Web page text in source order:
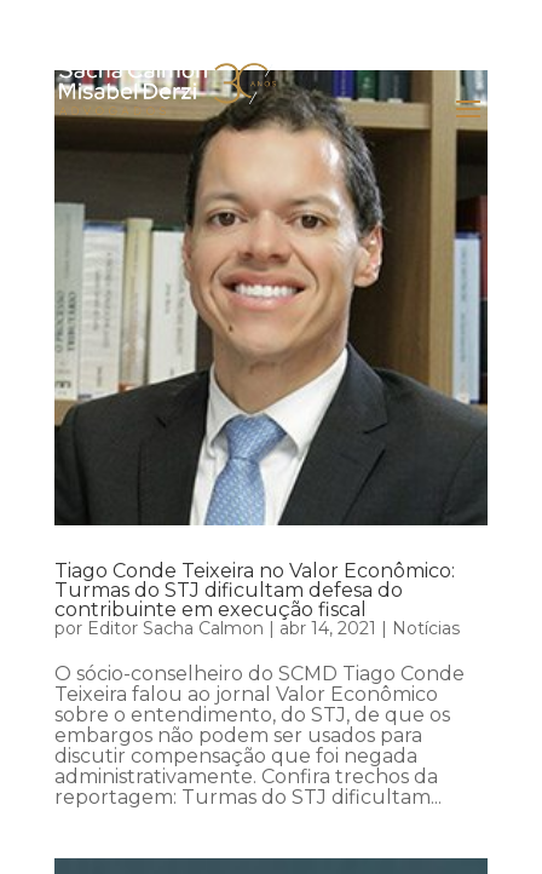
Tiago Conde Teixeira no Valor Econômico:
Turmas do STJ dificultam defesa do
contribuinte em execução fiscal
por Editor Sacha Calmon | abr 14, 2021 | Notícias
O sócio-conselheiro do SCMD Tiago Conde
Teixeira falou ao jornal Valor Econômico
sobre o entendimento, do STJ, de que os
embargos não podem ser usados para
discutir compensação que foi negada
administrativamente. Confira trechos da
reportagem: Turmas do STJ dificultam...